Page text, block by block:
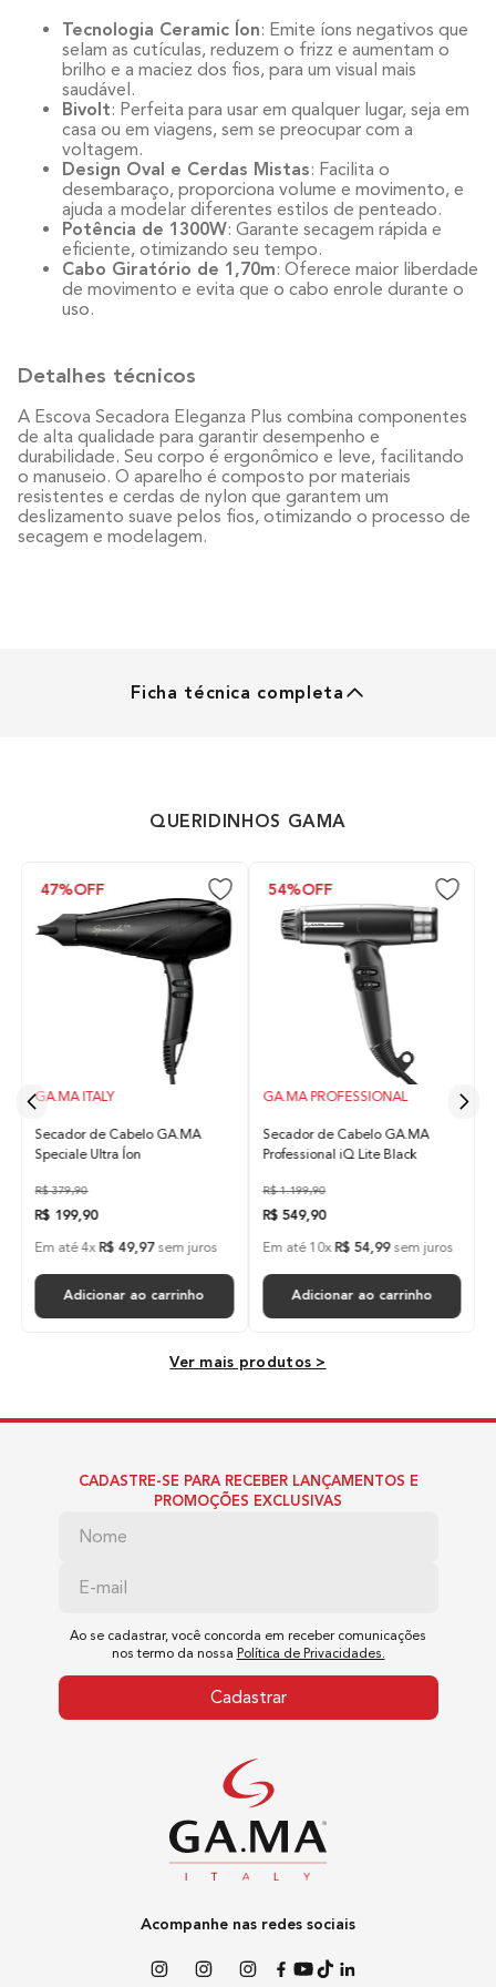
Tecnologia Ceramic Íon: Emite íons negativos que
selam as cutículas, reduzem o frizz e aumentam o
brilho e a maciez dos fios, para um visual mais
saudável.
Bivolt: Perfeita para usar em qualquer lugar, seja em
casa ou em viagens, sem se preocupar com a
voltagem.
Design Oval e Cerdas Mistas: Facilita o
desembaraço, proporciona volume e movimento, e
ajuda a modelar diferentes estilos de penteado.
Potência de 1300W: Garante secagem rápida e
eficiente, otimizando seu tempo.
Cabo Giratório de 1,70m: Oferece maior liberdade
de movimento e evita que o cabo enrole durante o
uso.
Detalhes técnicos
A Escova Secadora Eleganza Plus combina componentes
de alta qualidade para garantir desempenho e
durabilidade. Seu corpo é ergonômico e leve, facilitando
o manuseio. O aparelho é composto por materiais
resistentes e cerdas de nylon que garantem um
deslizamento suave pelos fios, otimizando o processo de
secagem e modelagem.
Ficha técnica completa
Formato da Escova
Bivolt
Ceramic Íon
Tecnologia com alta emissão de íons negativos que
tem como principal função reduzir o frizz do cabelo,
proporcionando brilho e maciez, melhorando sua
aparência e mantendo os fios mais saudáveis.
Temperaturas
Velocidade
Emissão de Íon
Voltagem
QUERIDINHOS GAMA
GA.MA ITALY
Secador de Cabelo GA.MA
Speciale Ultra Íon
R$ 379,90
R$ 199,90
47%OFF
Em até4xR$ 49,97sem juros
Adicionar ao carrinho
GA.MA PROFESSIONAL
Secador de Cabelo GA.MA
Professional iQ Lite Black
R$ 1.199,90
R$ 549, 90
54%OFF
Em até 10x R$ 54 99sem juros
Adicionar ao carrinho
Ver mais produtos >
CADASTRE-SE PARA RECEBER LANÇAMENTOS E
PROMOÇÕES EXCLUSIVAS
Ao se cadastrar, você concorda em receber comunicações
nos termo da nossa Política de Privacidades.
Cadastrar
Acompanhe nas redes sociais